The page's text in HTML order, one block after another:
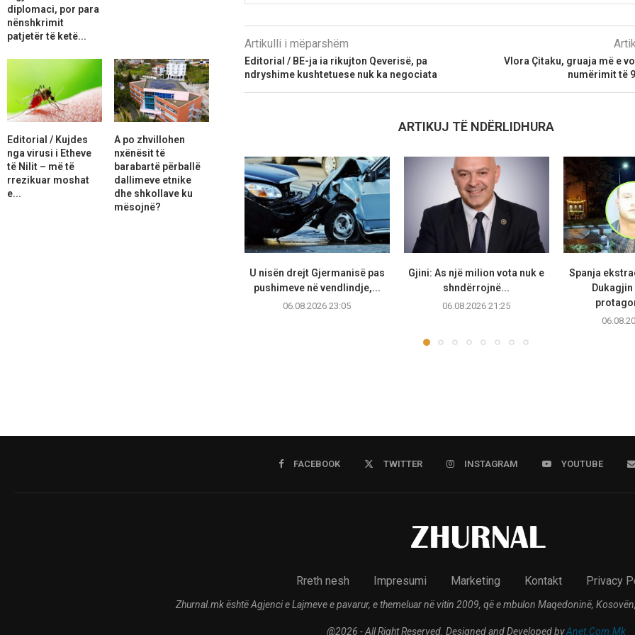
Artikulli i mëparshëm
Editorial / BE-ja ia rikujton Qeverisë, pa
ndryshime kushtetuese nuk ka negociata
Vlora Çitaku, gruaja më e
numërimit të
ARTIKUJ TË NDËRLIDHURA
U nisën drejt Gjermanisë pas
pushimeve në vendlindje,...
06.08.2026 23:05
Gjini: As një milion vota nuk e
shndërrojnë...
06.08.2026 21:25
Spanja
diplomaci, por para
nënshkrimit
patjetër të ketë...
Editorial / Kujdes
nga virusi i Etheve
të Nilit – më të
rrezikuar moshat
e...
A po zhvillohen
nxënësit të
barabartë përballë
dallimeve etnike
dhe shkollave ku
mësojnë?
FACEBOOK TWITTER INSTAGRAM YOUTUBE
Rreth nesh Impresumi Marketing Kontakt Privacy
Zhurnal.mk është Agjenci e Lajmeve e pavarur, e themeluar në vitin 2009, që e mbulon Maqedoninë,
@2026 - All Right Reserved. Designed and Developed byAnet.Com.Mk